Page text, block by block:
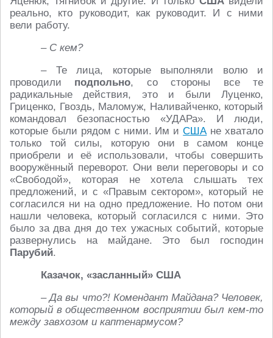
реально, кто руководит, как руководит. И с ними
вели работу.
– С кем?
– Те лица, которые выполняли волю и
проводили подпольно, со стороны все те
радикальные действия, это и были Луценко,
Гриценко, Гвоздь, Маломуж, Наливайченко, который
командовал безопасностью «УДАРа». И люди,
которые были рядом с ними. Им иСШАне хватало
только той силы, которую они в самом конце
приобрели и её использовали, чтобы совершить
вооружённый переворот. Они вели переговоры и со
«Свободой», которая не хотела слышать тех
предложений, и с «Правым сектором», который не
согласился ни на одно предложение. Но потом они
нашли человека, который согласился с ними. Это
было за два дня до тех ужасных событий, которые
развернулись на майдане. Это был господин
Парубий.
Казачок, «засланный» США
– Да вы что?! Комендант Майдана? Человек,
который в общественном восприятии был кем-то
между завхозом и каптенармусом?